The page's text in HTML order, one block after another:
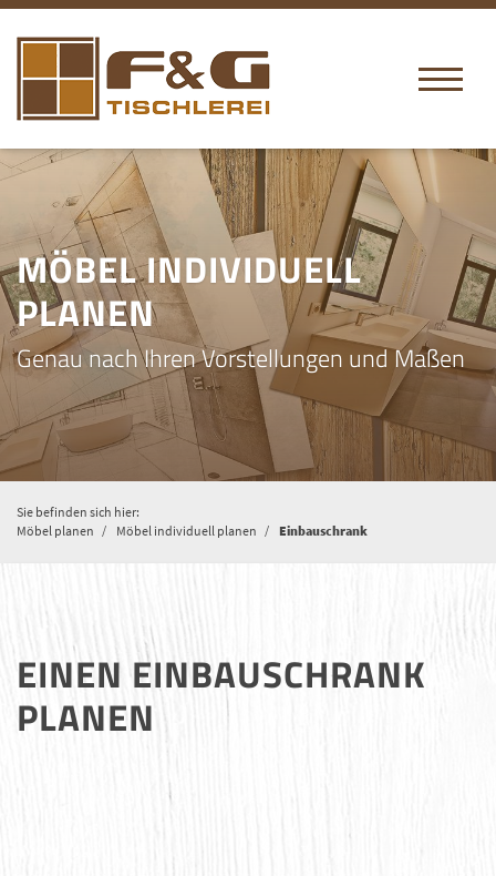
MÖBEL INDIVIDUELL
PLANEN
Genau nach Ihren Vorstellungen und Maßen
Sie befinden sich hier:
Möbel planen
Möbel individuell planen Einbauschrank
EINEN EINBAUSCHRANK
PLANEN